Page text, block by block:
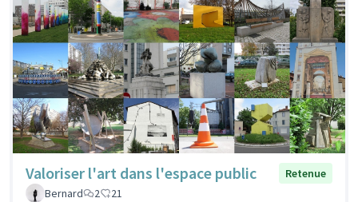
Valoriser l'art dans l'espace public
Retenue
Bernard
2 21